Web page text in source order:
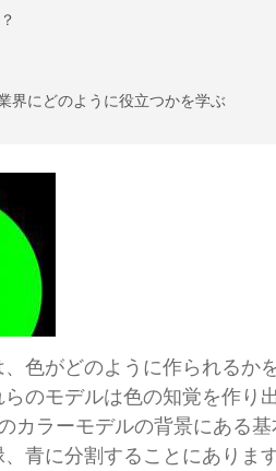
界にどのように役立つかを学ぶ
色がどのように作られるか
のモデルは色の知覚を作り
カラーモデルの背景にある
青に分割することにありま